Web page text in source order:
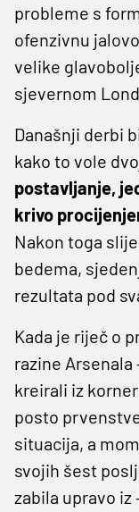
probleme s
ofenzivnu
velike
sjevernom
Današnji derbi
kako to vole
postavljanje,
krivo
Nakon toga
bedema,
rezultata pod
Kada je riječ o
razine
kreirali iz
posto
situacija, a
svojih šest
zabila upravo iz